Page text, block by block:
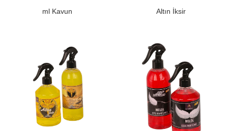
ml Kavun
Altın İksir